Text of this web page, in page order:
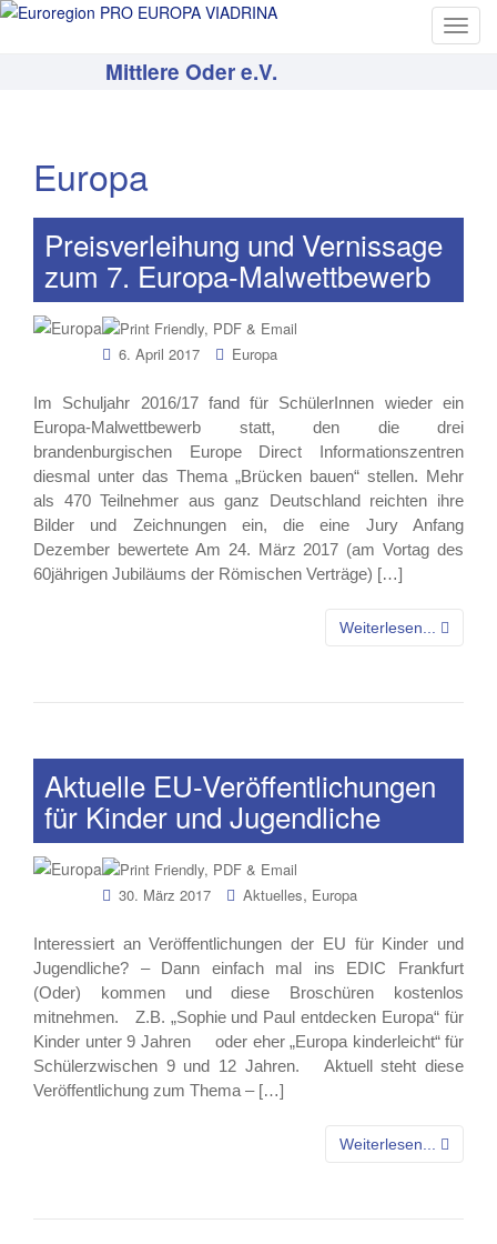
T
n
Mittlere Oder e.V.
Europa
Preisverleihung und Vernissage
zum 7. Europa-Malwettbewerb
6. April 2017 Europa
Im Schuljahr 2016/17 fand für SchülerInnen wieder ein
Europa-Malwettbewerb statt, den die drei
brandenburgischen Europe Direct Informationszentren
diesmal unter das Thema „Brücken bauen“ stellen. Mehr
als 470 Teilnehmer aus ganz Deutschland reichten ihre
Bilder und Zeichnungen ein, die eine Jury Anfang
Dezember bewertete Am 24. März 2017 (am Vortag des
60jährigen Jubiläums der Römischen Verträge) […]
Weiterlesen...
Aktuelle EU-Veröffentlichungen
für Kinder und Jugendliche
30. März 2017 Aktuelles, Europa
Interessiert an Veröffentlichungen der EU für Kinder und
Jugendliche? – Dann einfach mal ins EDIC Frankfurt
(Oder) kommen und diese Broschüren kostenlos
mitnehmen. Z.B. „Sophie und Paul entdecken Europa“ für
Kinder unter 9 Jahren oder eher „Europa kinderleicht“ für
Schülerzwischen 9 und 12 Jahren. Aktuell steht diese
Veröffentlichung zum Thema – […]
Weiterlesen...